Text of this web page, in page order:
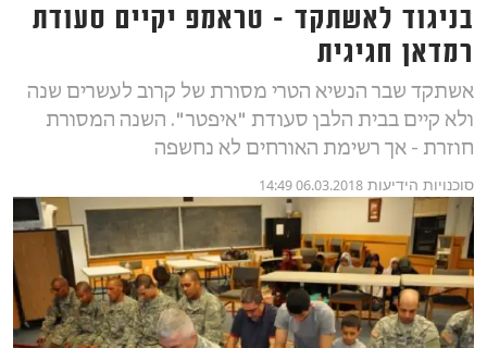
בניגוד לאשתקד - טראמפ יקיים סעודת
רמדאן חגיגית
אשתקד שבר הנשיא הטרי מסורת של קרוב לעשרים שנה
ולא קיים בבית הלבן סעודת "איפטר". השנה המסורת
חוזרת - אך רשימת האורחים לא נחשפה
סוכנויות הידיעות 06.03.2018 14:49